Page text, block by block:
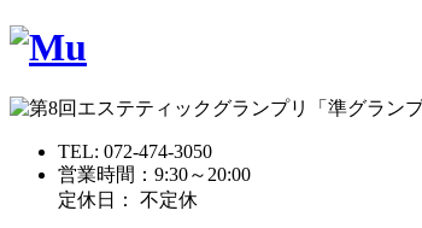
TEL: 072-474-3050
営業時間：9:30～20:00
定休日： 不定休